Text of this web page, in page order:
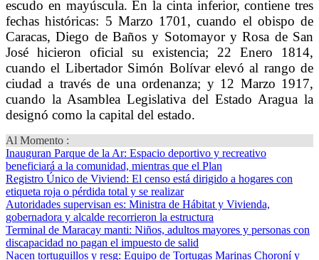
escudo en mayúscula. En la cinta inferior, contiene tres
fechas históricas: 5 Marzo 1701, cuando el obispo de
Caracas, Diego de Baños y Sotomayor y Rosa de San
José hicieron oficial su existencia; 22 Enero 1814,
cuando el Libertador Simón Bolívar elevó al rango de
ciudad a través de una ordenanza; y 12 Marzo 1917,
cuando la Asamblea Legislativa del Estado Aragua la
designó como la capital del estado.
Al Momento :
Inauguran Parque de la Ar: Espacio deportivo y recreativo
beneficiará a la comunidad, mientras que el Plan
Registro Único de Viviend: El censo está dirigido a hogares con
etiqueta roja o pérdida total y se realizar
Autoridades supervisan es: Ministra de Hábitat y Vivienda,
gobernadora y alcalde recorrieron la estructura
Terminal de Maracay manti: Niños, adultos mayores y personas con
discapacidad no pagan el impuesto de salid
Nacen tortuguillos y resg: Equipo de Tortugas Marinas Choroní y